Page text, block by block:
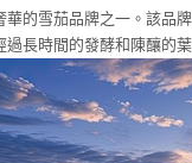
的雪茄品牌之一。該品
長時間的發酵和陳釀的